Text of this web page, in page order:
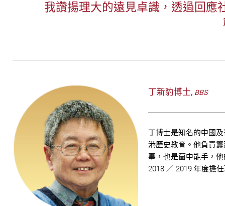
我讚揚理大的遠見卓識，透過回應
丁新豹博士, BBS
丁博士是知名的中國
港歷史教育。他負責
事，也是箇中能手，
2018 ／ 2019 年度擔